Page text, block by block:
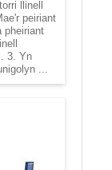
llinell
peiriant
pheiriant
3. Yn
...